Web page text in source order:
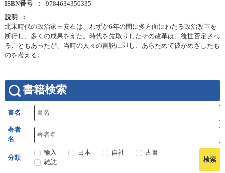
ISBN番号
9784634350335
説明
北宋時代の政治家王安石は、わずか6年の間に多方面にわたる政治改革を
断行し、多くの成果をえた。時代を先取りしたその改革は、後世否定され
ることもあったが、当時の人々の言説に即し、あらためて彼がめざしたも
のを考える。
書籍検索
書名
著者
名
分類
輸入 日本 自社
古書
雑誌